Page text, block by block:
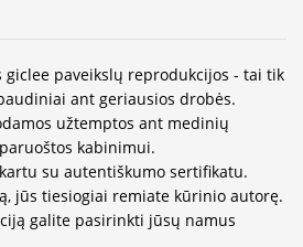
giclee paveikslų reprodukcijos - tai tik
ant geriausios drobės.
užtemptos ant medinių
kabinimui.
su autentiškumo sertifikatu.
jūs tiesiogiai remiate kūrinio autorę.
galite pasirinkti jūsų namus